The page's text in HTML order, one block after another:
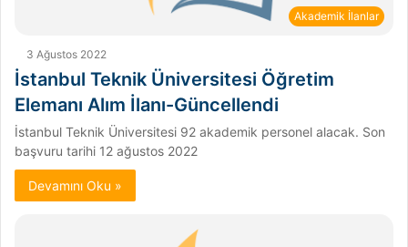
Akademik İlanlar
3 Ağustos 2022
İstanbul Teknik Üniversitesi Öğretim
Elemanı Alım İlanı-Güncellendi
İstanbul Teknik Üniversitesi 92 akademik personel alacak. Son
başvuru tarihi 12 ağustos 2022
Devamını Oku »